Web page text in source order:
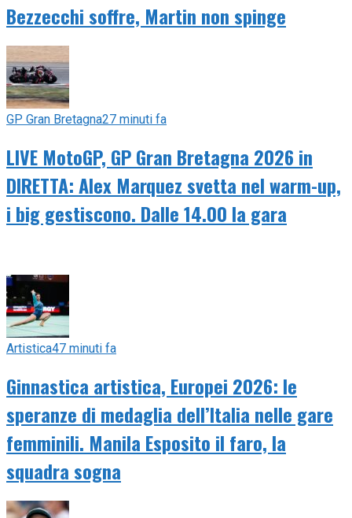
Bezzecchi soffre, Martin non spinge
GP Gran Bretagna27 minuti fa
LIVE MotoGP, GP Gran Bretagna 2026 in
DIRETTA: Alex Marquez svetta nel warm-up,
i big gestiscono. Dalle 14.00 la gara
Artistica47 minuti fa
Ginnastica artistica, Europei 2026: le
speranze di medaglia dell’Italia nelle gare
femminili. Manila Esposito il faro, la
squadra sogna